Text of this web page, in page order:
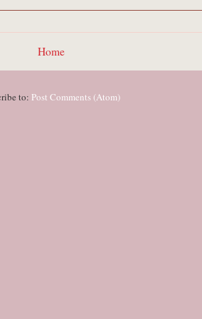
Home
to: Post Comments (Atom)